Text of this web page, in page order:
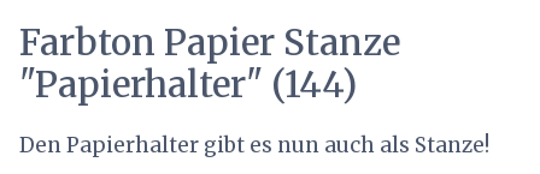
Farbton Papier Stanze
"Papierhalter" (144)
Den Papierhalter gibt es nun auch als Stanze!